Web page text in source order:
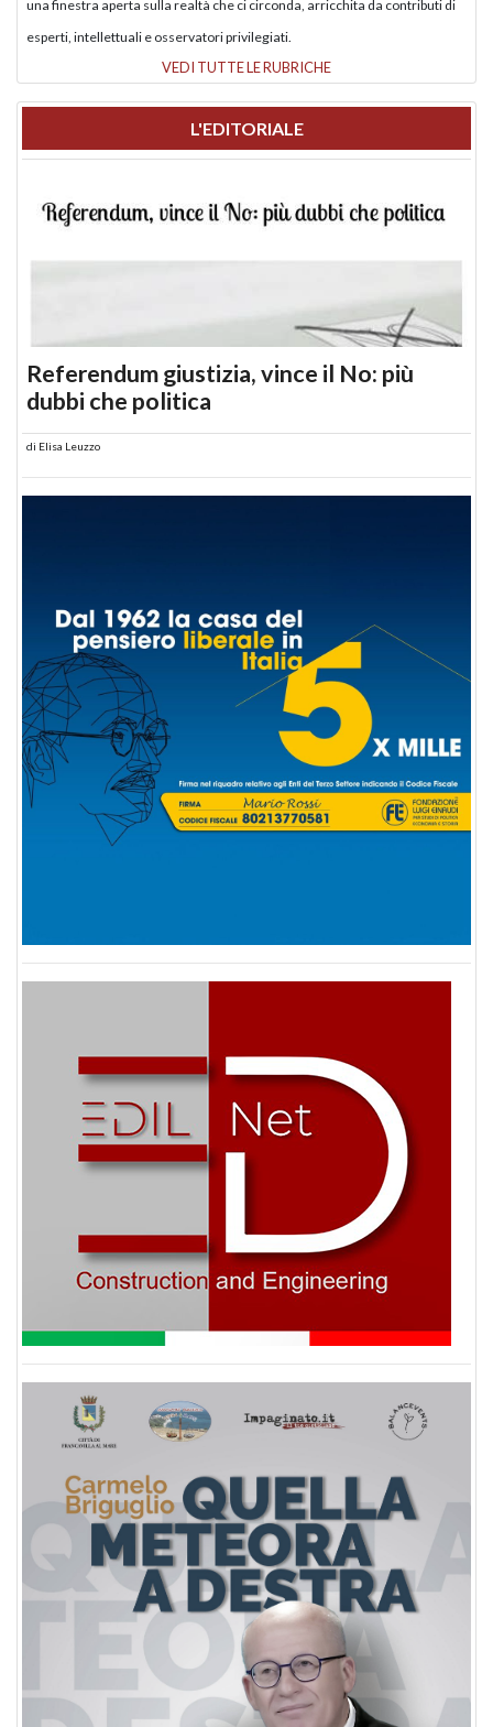
una finestra aperta sulla realtà che ci circonda, arricchita da contributi di
esperti, intellettuali e osservatori privilegiati.
VEDI TUTTE LE RUBRICHE
L'EDITORIALE
Referendum giustizia, vince il No: più
dubbi che politica
di Elisa Leuzzo